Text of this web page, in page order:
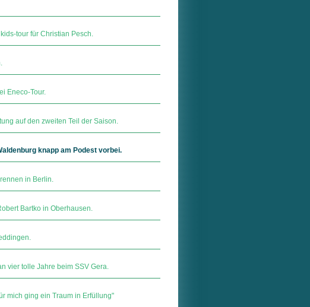
tour für Christian Pesch.
Eneco-Tour.
auf den zweiten Teil der Saison.
knapp am Podest vorbei.
in Berlin.
Bartko in Oberhausen.
vier tolle Jahre beim SSV Gera.
mich ging ein Traum in Erfüllung"